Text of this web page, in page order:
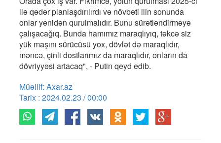
ilə qədər planlaşdırılırdı və növbəti ilin sonunda
onlar yenidən qurulmalıdır. Bunu sürətləndirməyə
çalışacağıq. Bunda hamımız maraqlıyıq, təkcə siz
yük maşını sürücüsü yox, dövlət də maraqlıdır,
məncə, çinli dostlarımız da maraqlıdır, onların da
dövriyyəsi artacaq", - Putin qeyd edib.
Müəllif: Axar.az
Tarix : 2024.02.23 / 00:00